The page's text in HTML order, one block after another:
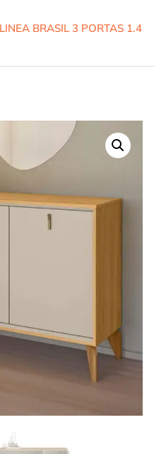
BRASIL 3 PORTAS 1.4